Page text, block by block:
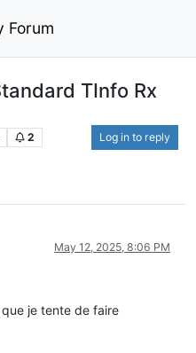
Forum
TInfo Rx
2 Log in to reply
May 12, 2025, 8:06 PM
je tente de faire